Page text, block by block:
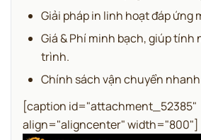
Giải pháp in linh hoạt đáp ứng
Giá & Phí minh bạch, giúp tính
trình.
Chính sách vận chuyển
[caption id="attachment_52385"
align="aligncenter" width="800"]